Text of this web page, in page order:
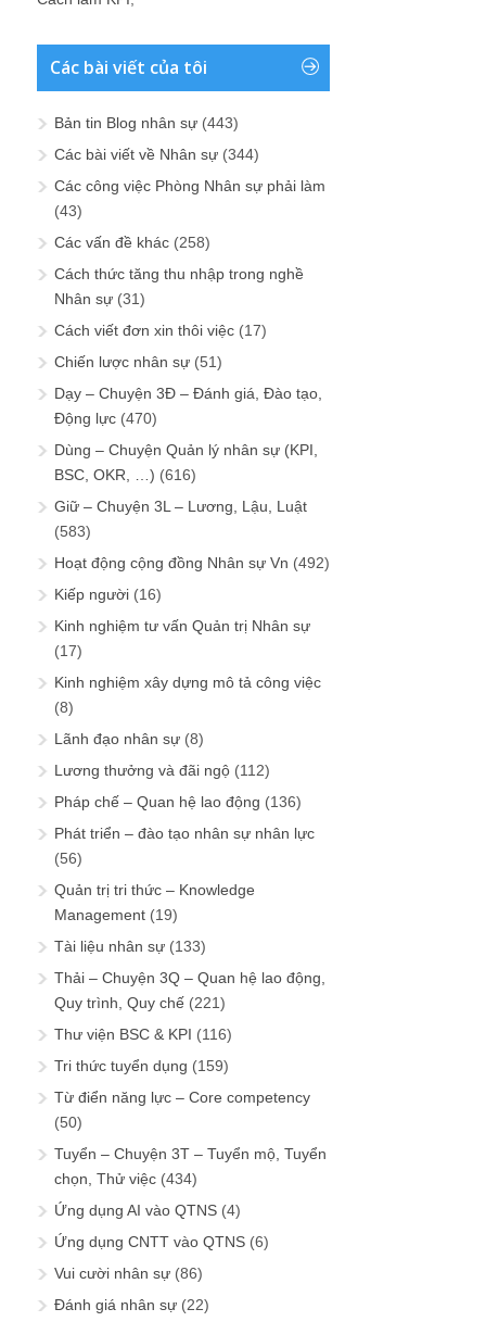
Các bài viết của tôi
Bản tin Blog nhân sự (443)
Các bài viết về Nhân sự (344)
Các công việc Phòng Nhân sự phải làm
(43)
Các vấn đề khác (258)
Cách thức tăng thu nhập trong nghề
Nhân sự (31)
Cách viết đơn xin thôi việc (17)
Chiến lược nhân sự (51)
Dạy – Chuyện 3Đ – Đánh giá, Đào tạo,
Động lực (470)
Dùng – Chuyện Quản lý nhân sự (KPI,
BSC, OKR, …) (616)
Giữ – Chuyện 3L – Lương, Lậu, Luật
(583)
Hoạt động cộng đồng Nhân sự Vn (492)
Kiếp người (16)
Kinh nghiệm tư vấn Quản trị Nhân sự
(17)
Kinh nghiệm xây dựng mô tả công việc
(8)
Lãnh đạo nhân sự (8)
Lương thưởng và đãi ngộ (112)
Pháp chế – Quan hệ lao động (136)
Phát triển – đào tạo nhân sự nhân lực
(56)
Quản trị tri thức – Knowledge
Management (19)
Tài liệu nhân sự (133)
Thải – Chuyện 3Q – Quan hệ lao động,
Quy trình, Quy chế (221)
Thư viện BSC & KPI (116)
Tri thức tuyển dụng (159)
Từ điển năng lực – Core competency
(50)
Tuyển – Chuyện 3T – Tuyển mộ, Tuyển
chọn, Thử việc (434)
Ứng dụng AI vào QTNS (4)
Ứng dụng CNTT vào QTNS (6)
Vui cười nhân sự (86)
Đánh giá nhân sự (22)